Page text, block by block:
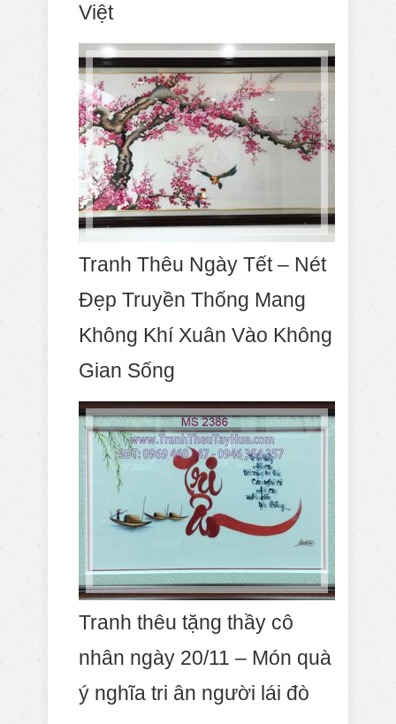
Việt
Tranh Thêu Ngày Tết – Nét
Đẹp Truyền Thống Mang
Không Khí Xuân Vào Không
Gian Sống
Tranh thêu tặng thầy cô
nhân ngày 20/11 – Món quà
ý nghĩa tri ân người lái đò